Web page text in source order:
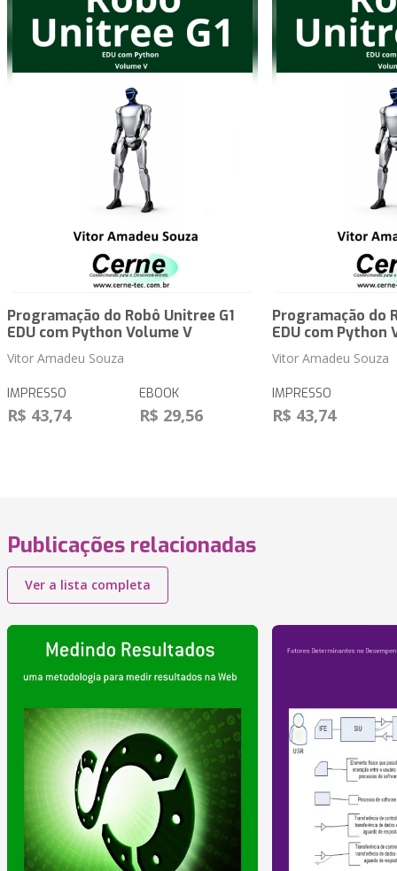
Programação do Robô Unitree G1
EDU com Python Volume V
Vitor Amadeu Souza
IMPRESSO
R$ 43,74
EBOOK
R$ 29,56
Programação do
EDU com Python
Vitor Amadeu Souza
IMPRESSO
R$ 43,74
Publicações relacionadas
Ver a lista completa